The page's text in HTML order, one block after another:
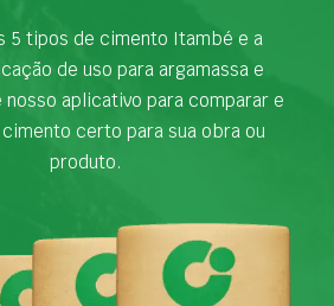
5 tipos de cimento Itambé e a
de uso para argamassa e
aplicativo para comparar e
certo para sua obra ou
produto.